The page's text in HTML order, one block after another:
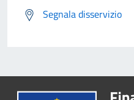
Segnala disservizio